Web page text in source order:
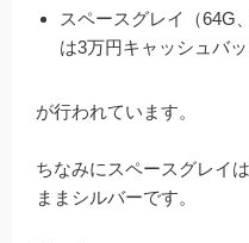
スペースグレイ（64G
は3万円キャッシュバ
が行われています。
ちなみにスペースグレイ
ままシルバーです。